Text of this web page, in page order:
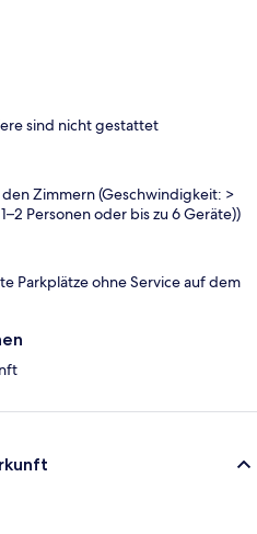
sind nicht gestattet
den Zimmern (Geschwindigkeit: >
Personen oder bis zu 6 Geräte))
Parkplätze ohne Service auf dem